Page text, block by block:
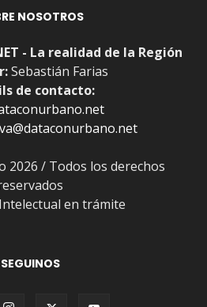
NOSOTROS
- La realidad de la Región
Sebastián Farias
de contacto:
2026 / Todos los derechos
en trámite
SEGUINOS